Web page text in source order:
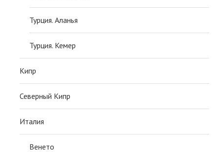
Турция. Аланья
Турция. Кемер
Кипр
Северный Кипр
Италия
Венето